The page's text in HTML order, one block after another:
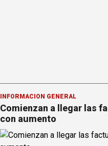
INFORMACION GENERAL
Comienzan a llegar las
con aumento